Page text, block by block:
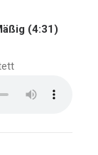
(4:31)